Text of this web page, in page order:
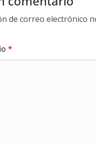
de correo electrónico
*